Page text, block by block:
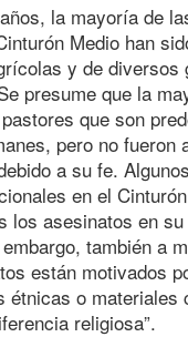
la mayoría de
Medio han
y de diversos
presume que la
que son
pero no fueron
a su fe.
en el
los asesinatos en
embargo, también a
están motivados
étnicas o materiales
religiosa”.